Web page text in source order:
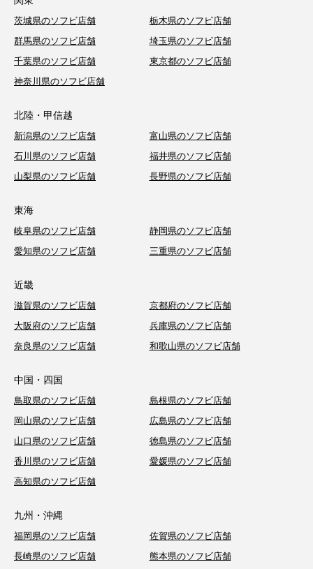
茨城県のソフビ店舗
栃木県のソフビ店舗
群馬県のソフビ店舗
埼玉県のソフビ店舗
千葉県のソフビ店舗
東京都のソフビ店舗
神奈川県のソフビ店舗
北陸・甲信越
新潟県のソフビ店舗
富山県のソフビ店舗
石川県のソフビ店舗
福井県のソフビ店舗
山梨県のソフビ店舗
長野県のソフビ店舗
東海
岐阜県のソフビ店舗
静岡県のソフビ店舗
愛知県のソフビ店舗
三重県のソフビ店舗
近畿
滋賀県のソフビ店舗
京都府のソフビ店舗
大阪府のソフビ店舗
兵庫県のソフビ店舗
奈良県のソフビ店舗
和歌山県のソフビ店舗
中国・四国
鳥取県のソフビ店舗
島根県のソフビ店舗
岡山県のソフビ店舗
広島県のソフビ店舗
山口県のソフビ店舗
徳島県のソフビ店舗
香川県のソフビ店舗
愛媛県のソフビ店舗
高知県のソフビ店舗
九州・沖縄
福岡県のソフビ店舗
佐賀県のソフビ店舗
長崎県のソフビ店舗
熊本県のソフビ店舗